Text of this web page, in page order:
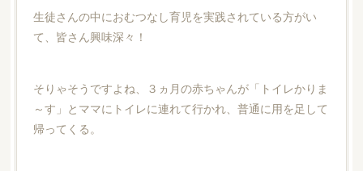
生徒さんの中におむつなし育児を実践されている方がい
て、皆さん興味深々！
そりゃそうですよね、３ヵ月の赤ちゃんが「トイレかりま
～す」とママにトイレに連れて行かれ、普通に用を足して
帰ってくる。